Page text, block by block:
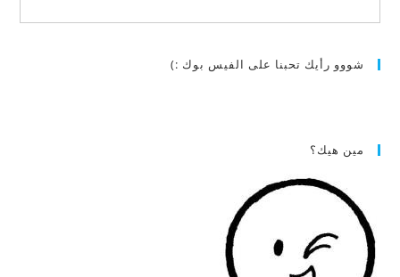
شووو رأيك تحبنا على الفيس بوك :)
مين هيك؟